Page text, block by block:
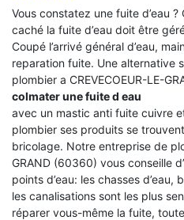
Vous constatez une fuite d’eau ?
caché la fuite d’eau doit être
Coupé l’arrivé général d’eau,
reparation fuite. Une alternative
plombier a CREVECOEUR-LE-
colmater une fuite d eau
avec un mastic anti fuite cuivre
plombier ses produits se
bricolage. Notre entreprise de
GRAND (60360) vous conseille
points d’eau: les chasses d’eau,
les canalisations sont les plus
réparer vous-même la fuite,